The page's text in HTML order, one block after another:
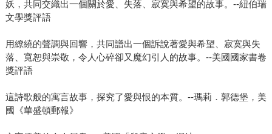
妖，共同交織出一個關於愛、失落、寂寞與希望的故事。--紐伯瑞
文學獎評語
用繚繞的聲調與回響，共同譜出一個訴說著愛與希望、寂寞與失
落、寬恕與崇敬，令人心碎卻又魔幻引人的故事。--美國國家書卷
獎評語
這詩歌般的寓言故事，探究了愛與恨的本質。--瑪莉．郭德堡，美
國《華盛頓郵報》